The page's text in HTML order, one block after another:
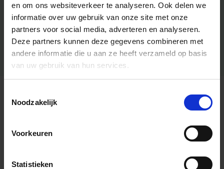
en om ons websiteverkeer te analyseren. Ook delen we
informatie over uw gebruik van onze site met onze
partners voor social media, adverteren en analyseren.
Deze partners kunnen deze gegevens combineren met
andere informatie die u aan ze heeft verzameld op basis
van uw gebruik van hun services.
Noodzakelijk
Voorkeuren
Statistieken
Algemene informatie